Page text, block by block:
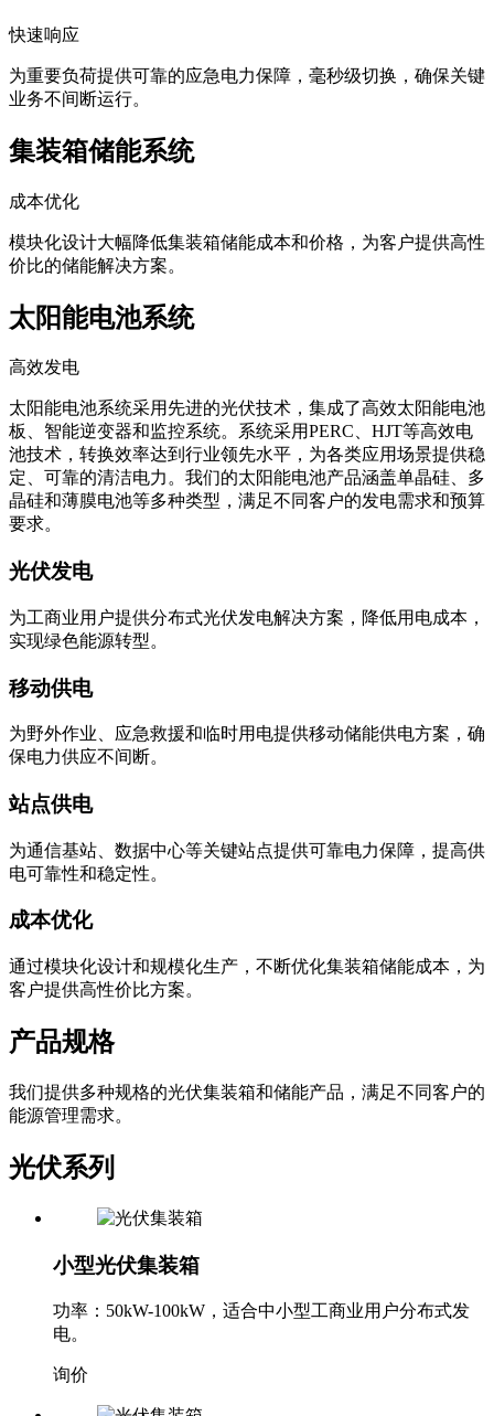
快速响应
为重要负荷提供可靠的应急电力保障，毫秒级切换，确保关键
业务不间断运行。
集装箱储能系统
成本优化
模块化设计大幅降低集装箱储能成本和价格，为客户提供高性
价比的储能解决方案。
太阳能电池系统
高效发电
太阳能电池系统采用先进的光伏技术，集成了高效太阳能电池
板、智能逆变器和监控系统。系统采用PERC、HJT等高效电
池技术，转换效率达到行业领先水平，为各类应用场景提供稳
定、可靠的清洁电力。我们的太阳能电池产品涵盖单晶硅、多
晶硅和薄膜电池等多种类型，满足不同客户的发电需求和预算
要求。
光伏发电
为工商业用户提供分布式光伏发电解决方案，降低用电成本，
实现绿色能源转型。
移动供电
为野外作业、应急救援和临时用电提供移动储能供电方案，确
保电力供应不间断。
站点供电
为通信基站、数据中心等关键站点提供可靠电力保障，提高供
电可靠性和稳定性。
成本优化
通过模块化设计和规模化生产，不断优化集装箱储能成本，为
客户提供高性价比方案。
产品规格
我们提供多种规格的光伏集装箱和储能产品，满足不同客户的
能源管理需求。
光伏系列
小型光伏集装箱
功率：50kW-100kW，适合中小型工商业用户分布式发
电。
询价